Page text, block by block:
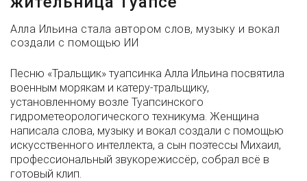
Алла Ильина стала автором слов, музыку и вокал
создали с помощью ИИ
Песню «Тральщик» туапсинка Алла Ильина посвятила
военным морякам и катеру-тральщику,
установленному возле Туапсинского
гидрометеорологического техникума. Женщина
написала слова, музыку и вокал создали с помощью
искусственного интеллекта, а сын поэтессы Михаил,
профессиональный звукорежиссёр, собрал всё в
готовый клип.